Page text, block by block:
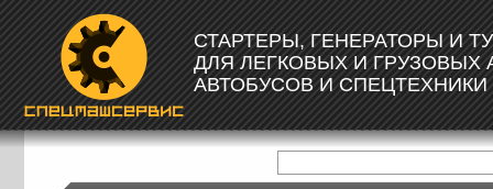
СТАРТЕРЫ, ГЕНЕРАТОРЫ И
ДЛЯ ЛЕГКОВЫХ И ГРУЗОВЫХ
АВТОБУСОВ И СПЕЦТЕХНИКИ